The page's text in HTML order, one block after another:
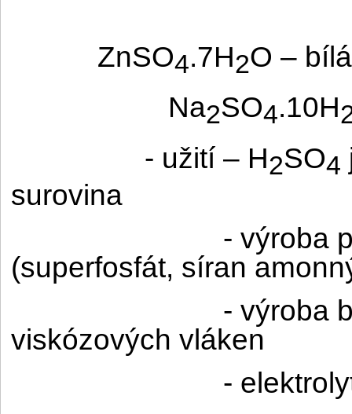
ZnSO4.7H2O –
Na2SO4.10H
- užití – H2SO4
surovina
- výroba
(superfosfát, síran
- výroba
viskózových vláken
-